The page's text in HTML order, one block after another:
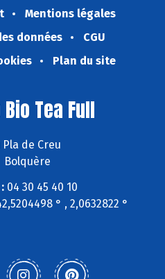
Mentions légales
données
CGU
Plan du site
Tea Full
Pla de Creu
Bolquère
04 30 45 40 10
° , 2,0632822 °